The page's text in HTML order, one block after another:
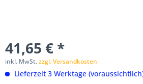
41,65 € *
inkl. MwSt.zzgl. Versandkosten
Lieferzeit 3 Werktage